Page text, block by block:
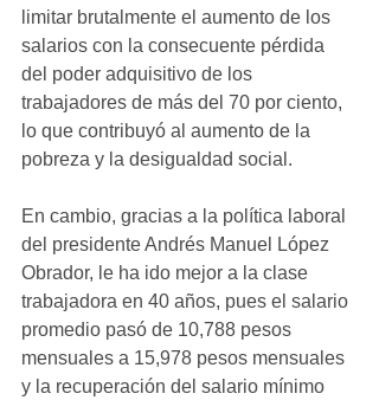
limitar brutalmente el aumento de los
salarios con la consecuente pérdida
del poder adquisitivo de los
trabajadores de más del 70 por ciento,
lo que contribuyó al aumento de la
pobreza y la desigualdad social.
En cambio, gracias a la política laboral
del presidente Andrés Manuel López
Obrador, le ha ido mejor a la clase
trabajadora en 40 años, pues el salario
promedio pasó de 10,788 pesos
mensuales a 15,978 pesos mensuales
y la recuperación del salario mínimo